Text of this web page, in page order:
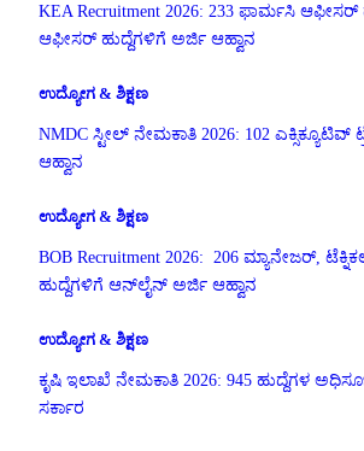
KEA Recruitment 2026: 233 ಫಾರ್ಮಸಿ
ಆಫೀಸರ್ ಹುದ್ದೆಗಳಿಗೆ ಅರ್ಜಿ ಆಹ್ವಾನ
ಉದ್ಯೋಗ & ಶಿಕ್ಷಣ
NMDC ಸ್ಟೀಲ್ ನೇಮಕಾತಿ 2026: 102 ಎಕ್ಸಿಕ್ಯೂಟಿವ್
ಆಹ್ವಾನ
ಉದ್ಯೋಗ & ಶಿಕ್ಷಣ
BOB Recruitment 2026: 206 ಮ್ಯಾನೇಜರ್,
ಹುದ್ದೆಗಳಿಗೆ ಆನ್‌ಲೈನ್ ಅರ್ಜಿ ಆಹ್ವಾನ
ಉದ್ಯೋಗ & ಶಿಕ್ಷಣ
ಕೃಷಿ ಇಲಾಖೆ ನೇಮಕಾತಿ 2026: 945 ಹುದ್ದೆಗಳ
ಸರ್ಕಾರ